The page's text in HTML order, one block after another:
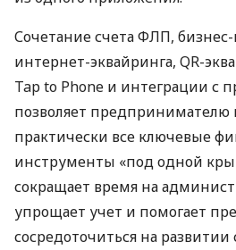
Сочетание счета ФЛП, бизнес-
интернет-эквайринга, QR-
Tap to Phone и интеграции с
позволяет предпринимателю
практически все ключевые
инструменты «под одной
сокращает время на
упрощает учет и помогает
сосредоточиться на развитии